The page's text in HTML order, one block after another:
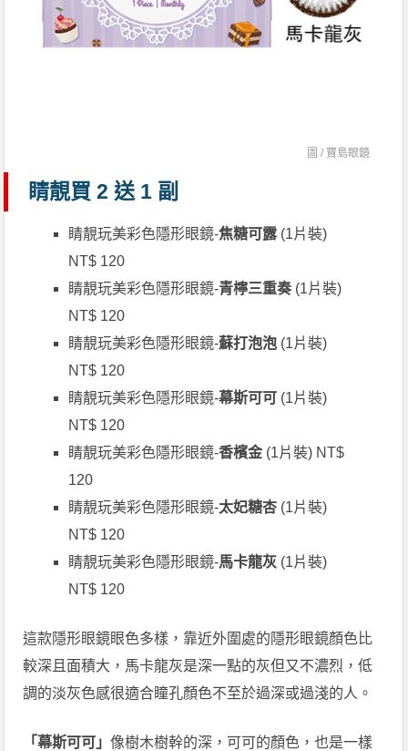
圖 / 寶島眼鏡
睛靚買 2 送 1 副
睛靚玩美彩色隱形眼鏡-焦糖可露 (1片裝)
NT$ 120
睛靚玩美彩色隱形眼鏡-青檸三重奏 (1片裝)
NT$ 120
睛靚玩美彩色隱形眼鏡-蘇打泡泡 (1片裝)
NT$ 120
睛靚玩美彩色隱形眼鏡-幕斯可可 (1片裝)
NT$ 120
睛靚玩美彩色隱形眼鏡-香檳金 (1片裝) NT$
120
睛靚玩美彩色隱形眼鏡-太妃糖杏 (1片裝)
NT$ 120
睛靚玩美彩色隱形眼鏡-馬卡龍灰 (1片裝)
NT$ 120
這款隱形眼鏡眼色多樣，靠近外圍處的隱形眼鏡顏色比
較深且面積大，馬卡龍灰是深一點的灰但又不濃烈，低
調的淡灰色感很適合瞳孔顏色不至於過深或過淺的人。
「幕斯可可」像樹木樹幹的深，可可的顏色，也是一樣